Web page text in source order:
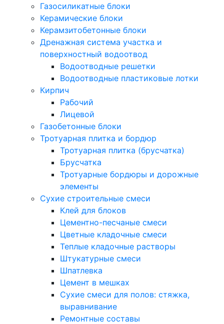
Газосиликатные блоки
Керамические блоки
Керамзитобетонные блоки
Дренажная система участка и
поверхностный водоотвод
Водоотводные решетки
Водоотводные пластиковые лотки
Кирпич
Рабочий
Лицевой
Газобетонные блоки
Тротуарная плитка и бордюр
Тротуарная плитка (брусчатка)
Брусчатка
Тротуарные бордюры и дорожные
элементы
Сухие строительные смеси
Клей для блоков
Цементно-песчаные смеси
Цветные кладочные смеси
Теплые кладочные растворы
Штукатурные смеси
Шпатлевка
Цемент в мешках
Сухие смеси для полов: стяжка,
выравнивание
Ремонтные составы